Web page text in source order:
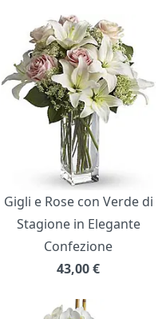
Gigli e Rose con Verde di
Stagione in Elegante
Confezione
43,00€